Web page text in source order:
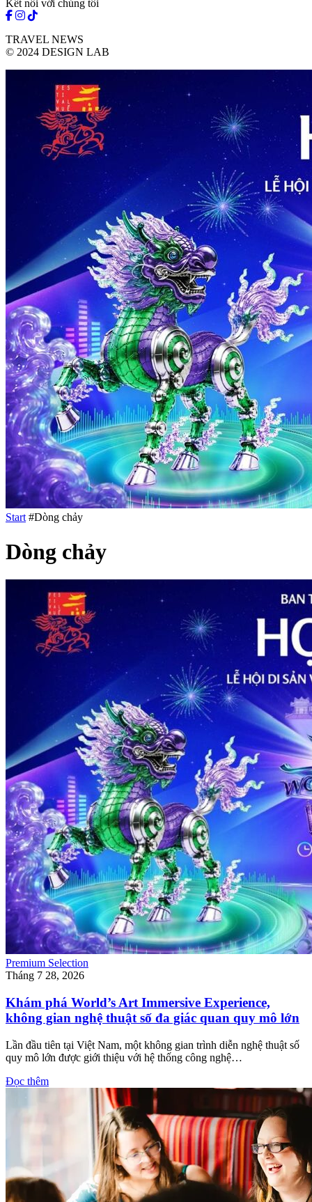
Kết nối với chúng tôi
TRAVEL NEWS
© 2024 DESIGN LAB
Start #Dòng chảy
Dòng chảy
Premium Selection
Tháng 7 28, 2026
Khám phá World’s Art Immersive Experience,
không gian nghệ thuật số đa giác quan quy mô lớn
Lần đầu tiên tại Việt Nam, một không gian trình diễn nghệ thuật số
quy mô lớn được giới thiệu với hệ thống công nghệ…
Đọc thêm